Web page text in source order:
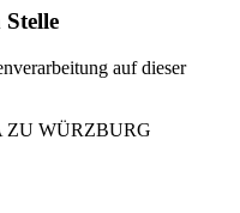
auf dieser
ZU WÜRZBURG